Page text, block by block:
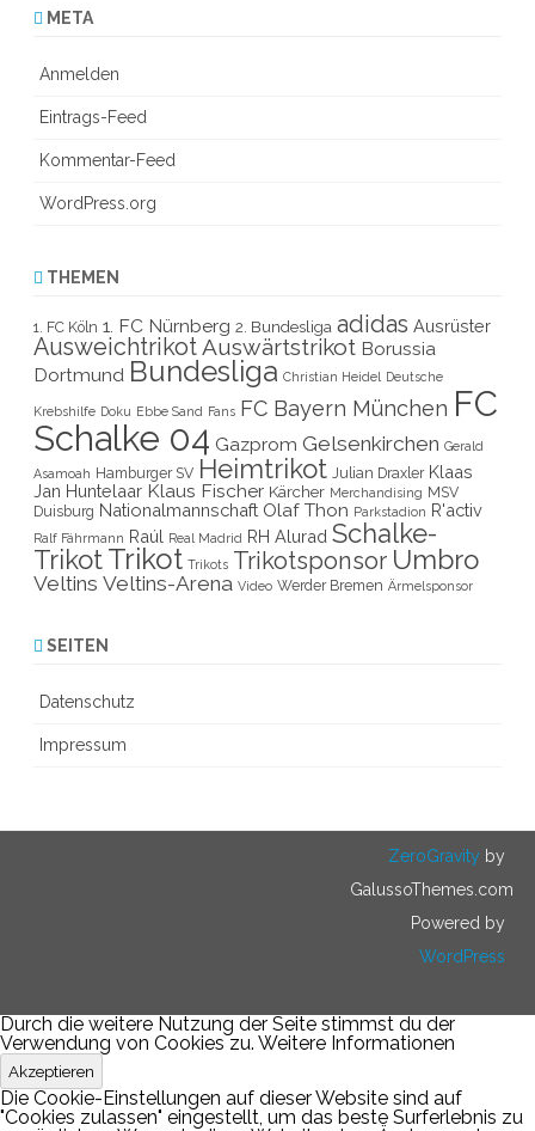
META
Anmelden
Eintrags-Feed
Kommentar-Feed
WordPress.org
THEMEN
1. FC Köln 1. FC Nürnberg 2. Bundesliga adidas Ausrüster
AusweichtrikotAuswärtstrikot Borussia
Dortmund Bundesliga Christian Heidel Deutsche
Krebshilfe Doku Ebbe Sand Fans FC Bayern München FC
Schalke 04 Gazprom Gelsenkirchen Gerald
Asamoah Hamburger SV Heimtrikot Julian Draxler Klaas
Jan Huntelaar Klaus Fischer Kärcher Merchandising MSV
Duisburg Nationalmannschaft Olaf Thon Parkstadion R'activ
Ralf Fährmann Raúl Real Madrid RH Alurad Schalke-
TrikotTrikot Trikots Trikotsponsor Umbro
Veltins Veltins-Arena Video Werder Bremen Ärmelsponsor
SEITEN
Datenschutz
Impressum
ZeroGravity by
GalussoThemes.com
Powered by
WordPress
Durch die weitere Nutzung der Seite stimmst du der
Verwendung von Cookies zu. Weitere Informationen
Akzeptieren
Die Cookie-Einstellungen auf dieser Website sind auf
"Cookies zulassen" eingestellt, um das beste Surferlebnis zu